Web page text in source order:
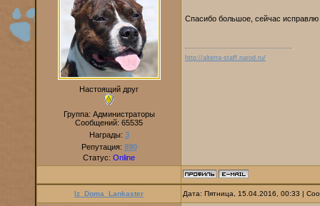
Настоящий друг
Группа: Администраторы
Сообщений: 65535
Награды: 3
Репутация: 890
Статус: Online
Спасибо большое, сейчас исправлю
http://alterra-staff.narod.ru/
Iz_Doma_Lankaster Дата: Пятница, 15.04.2016, 00:33 |